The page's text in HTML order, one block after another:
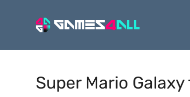
Super Mario